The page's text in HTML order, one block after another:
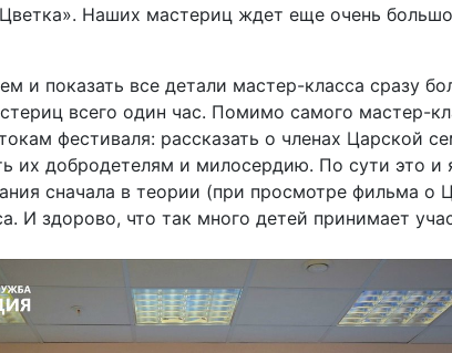
Наших мастериц ждет еще очень
и показать все детали мастер-класса сразу
всего один час. Помимо самого мастер-
фестиваля: рассказать о членах Царской
их добродетелям и милосердию. По сути это и
сначала в теории (при просмотре фильма о
И здорово, что так много детей принимает